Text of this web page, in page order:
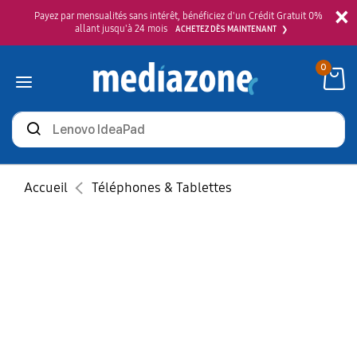
×
Payez par mensualités sans intérêt, bénéficiez d'un Crédit Gratuit 0%
allant jusqu'à 24 mois
ACHETEZ DÈS MAINTENANT
Rechercher
des
produits
0
Accueil Téléphones & Tablettes